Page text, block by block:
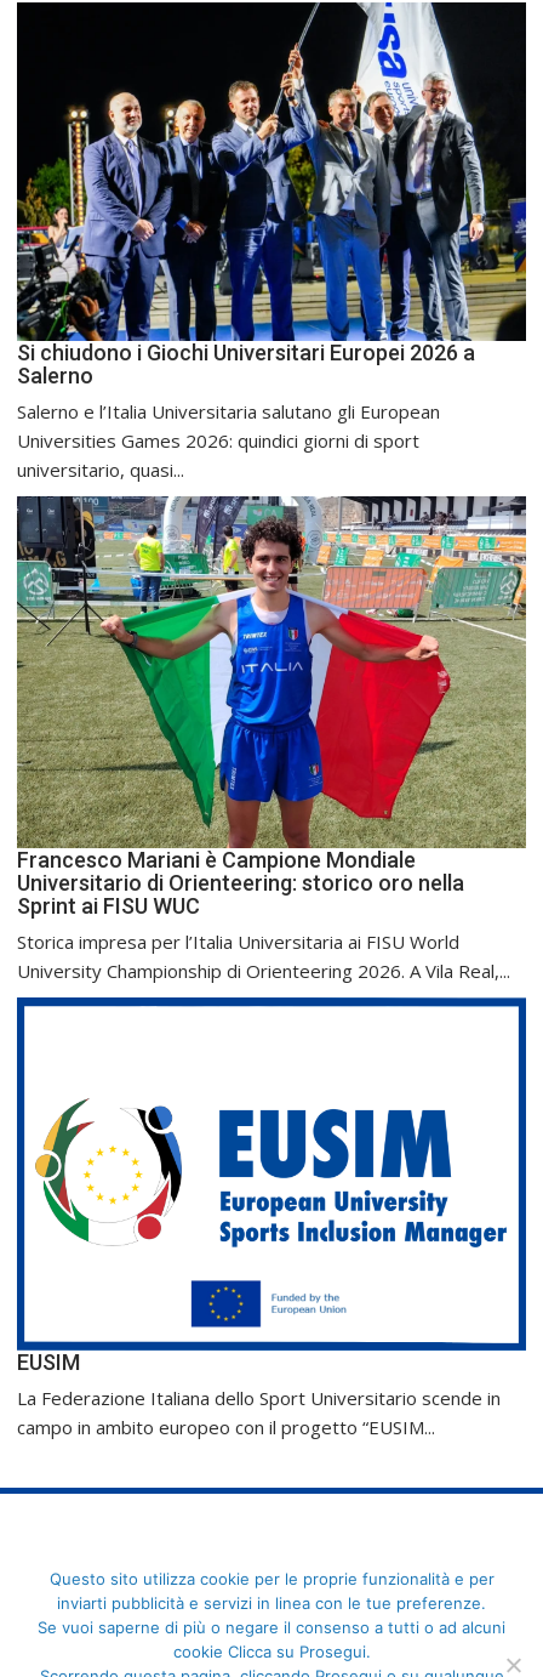
Si chiudono i Giochi Universitari Europei 2026 a
Salerno
Salerno e l’Italia Universitaria salutano gli European
Universities Games 2026: quindici giorni di sport
universitario, quasi...
Francesco Mariani è Campione Mondiale
Universitario di Orienteering: storico oro nella
Sprint ai FISU WUC
Storica impresa per l’Italia Universitaria ai FISU World
University Championship di Orienteering 2026. A Vila Real,...
EUSIM
La Federazione Italiana dello Sport Universitario scende in
campo in ambito europeo con il progetto “EUSIM...
FederCUSI: Federazione Italiana dello Sport Universitario - Via
Angelo Brofferio, 7 - 00195 Roma - C.F. 80109270589
Questo sito utilizza cookie per le proprie funzionalità e per
inviarti pubblicità e servizi in linea con le tue preferenze.
Se vuoi saperne di più o negare il consenso a tutti o ad alcuni
cookie Clicca su Prosegui.